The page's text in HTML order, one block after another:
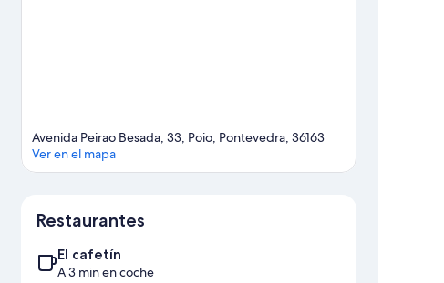
Avenida Peirao Besada, 33, Poio, Pontevedra, 36163
Ver en el mapa
Restaurantes
El cafetín
A 3 min en coche